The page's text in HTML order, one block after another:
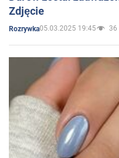
Zdjęcie
Rozrywka05.03.2025 19:45 36